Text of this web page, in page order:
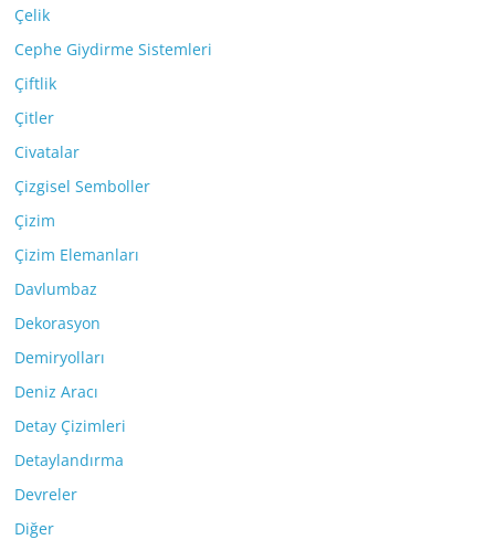
Çelik
Cephe Giydirme Sistemleri
Çiftlik
Çitler
Civatalar
Çizgisel Semboller
Çizim
Çizim Elemanları
Davlumbaz
Dekorasyon
Demiryolları
Deniz Aracı
Detay Çizimleri
Detaylandırma
Devreler
Diğer